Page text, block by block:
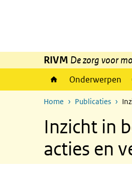
RIVM De zorg voor
Onderwerpen
Home Publicaties
Inzicht in
acties en